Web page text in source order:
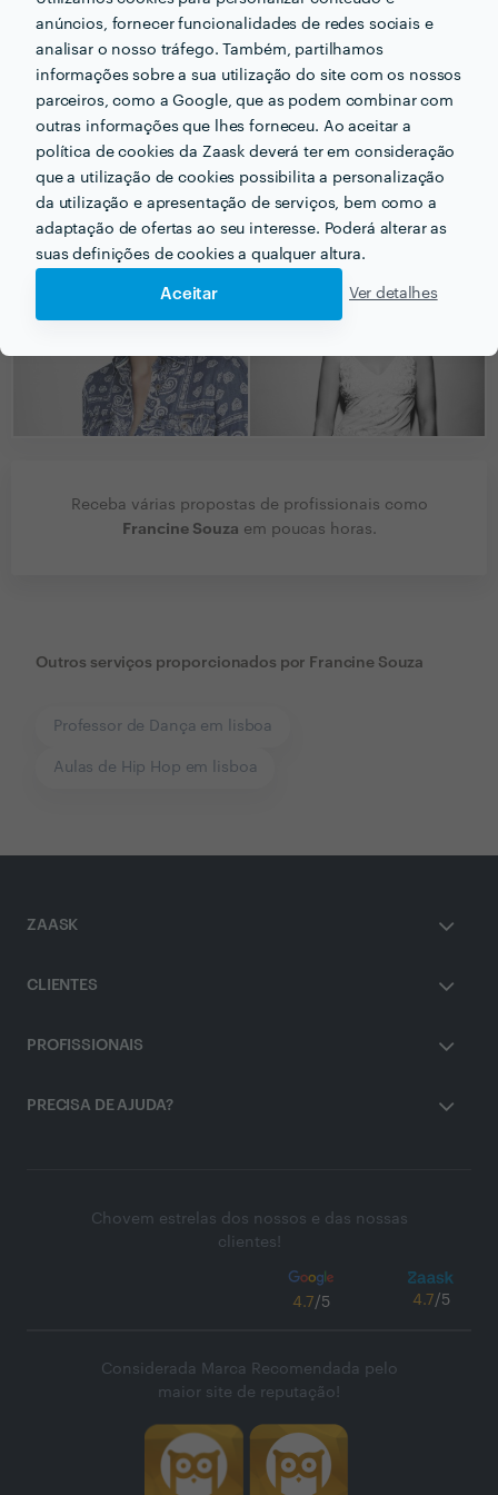
anúncios, fornecer funcionalidades de redes sociais e
analisar o nosso tráfego. Também, partilhamos
informações sobre a sua utilização do site com os nossos
parceiros, como a Google, que as podem combinar com
outras informações que lhes forneceu. Ao aceitar a
política de cookies da Zaask deverá ter em consideração
que a utilização de cookies possibilita a personalização
da utilização e apresentação de serviços, bem como a
adaptação de ofertas ao seu interesse. Poderá alterar as
suas definições de cookies a qualquer altura.
Aceitar Ver detalhes
Receba várias propostas de profissionais como
Francine Souza em poucas horas.
Outros serviços proporcionados por Francine Souza
Professor de Dança em lisboa
Aulas de Hip Hop em lisboa
ZAASK
CLIENTES
PROFISSIONAIS
PRECISA DE AJUDA?
Chovem estrelas dos nossos e das nossas
clientes!
4.7/5 4.7/5
Considerada Marca Recomendada pelo
maior site de reputação!